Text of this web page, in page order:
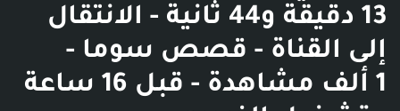
13 دقيقة و44 ثانية - الانتقال
إلى القناة - قصص سوما -
1 ألف مشاهدة - قبل 16 ساعة